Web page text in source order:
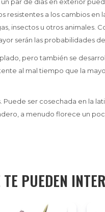
resistentes a los cambios en
insectos u otros animales.
serán las probabilidades
pero también se
al mal tiempo que la
ser cosechada en la
a menudo florece un
PUEDEN